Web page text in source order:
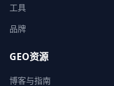
工具
品牌
GEO资源
博客与指南